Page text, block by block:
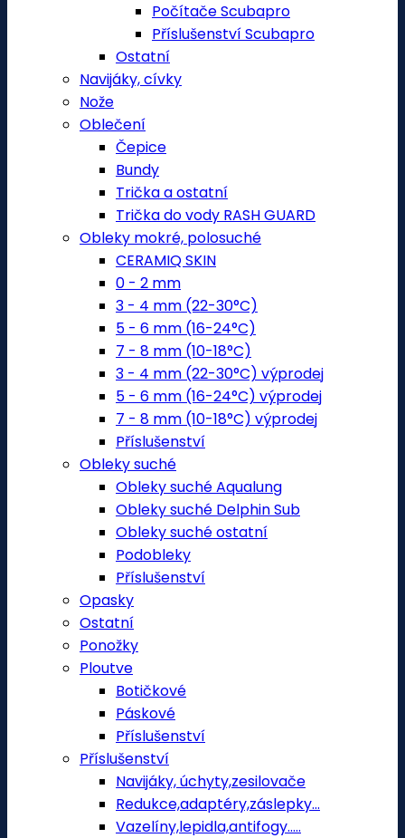
Počítače Scubapro
Příslušenství Scubapro
Ostatní
Navijáky, cívky
Nože
Oblečení
Čepice
Bundy
Trička a ostatní
Trička do vody RASH GUARD
Obleky mokré, polosuché
CERAMIQ SKIN
0 - 2 mm
3 - 4 mm (22-30°C)
5 - 6 mm (16-24°C)
7 - 8 mm (10-18°C)
3 - 4 mm (22-30°C) výprodej
5 - 6 mm (16-24°C) výprodej
7 - 8 mm (10-18°C) výprodej
Příslušenství
Obleky suché
Obleky suché Aqualung
Obleky suché Delphin Sub
Obleky suché ostatní
Podobleky
Příslušenství
Opasky
Ostatní
Ponožky
Ploutve
Botičkové
Páskové
Příslušenství
Příslušenství
Navijáky, úchyty,zesilovače
Redukce,adaptéry,záslepky...
Vazelíny,lepidla,antifogy.....